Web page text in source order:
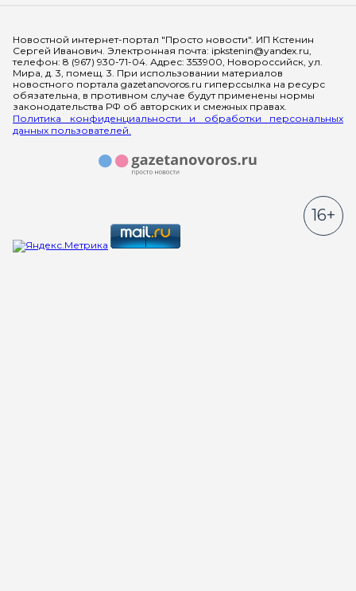
Новостной интернет-портал "Просто новости". ИП Кстенин
Сергей Иванович. Электронная почта: ipkstenin@yandex.ru,
телефон: 8 (967) 930-71-04. Адрес: 353900, Новороссийск, ул.
Мира, д. 3, помещ. 3. При использовании материалов
новостного портала gazetanovoros.ru гиперссылка на ресурс
обязательна, в противном случае будут применены нормы
законодательства РФ об авторских и смежных правах.
Политика конфиденциальности и обработки персональных
данных пользователей.
16+